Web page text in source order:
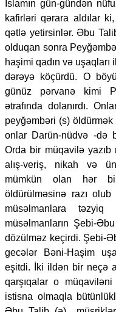
İslamın gün-gündən
kafirləri qərara aldılar
qətlə yetirsinlər. Əbu
olduqan sonra
haşimi qadın və uşaqları
dərəyə köçürdü. O
günüz pərvanə kimi
ətrafında dolanırdı.
peyğəmbəri (s)
onlar Darün-nüdvə -də
Orda bir müqavilə
alış-veriş, nikah və
mümkün olan hər
öldürülməsinə razı
müsəlmanlara
müsəlmanların Şebi-
dözülməz keçirdi. Şebi-
gecələr Bəni-Haşim
eşitdi. İki ildən bir neçə
qarşıqalar o müqaviləni
istisna olmaqla